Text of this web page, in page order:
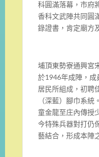
科圓滿落幕，市府
香科文武陣共同圓
錄證書，肯定廟方
埔頂東勢寮通興宮
於1946年成陣，成
居民所組成，初聘
（深藍）腳巾系
童金龍至庄內傳授
今特殊兵器對打仍
藝結合，形成本陣